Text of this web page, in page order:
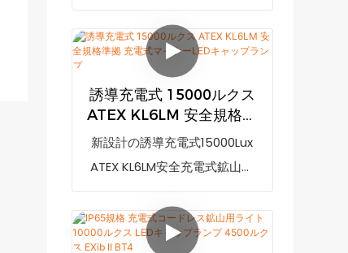
は、軽量215g、携帯サイズ
77*61*55mmで、安全ヘルメ
ットを着用する鉱山労働者や建
設作業員に便利です。モデル：
KL4.5LMExマーク：I M1 Ex ia I
Maバッテリータイプ：リチウ
ムイオンバッテリーIP定格：
個/カートン
輝度KL2Mマイニングライト（コ
ードレス充電式、急速充電器付
き）の仕様は、お客様のニーズ
に合わせてカスタマイズできま
す。型番：KL2M照度：4500ル
クス正味重量：180g防爆マー
ク：EXib II BT4IP等級：IP65
安全リアライト防爆マーク：IM1
Ex ia I MaIP等級：IP68
誘導充電式 15000ルクス
ATEX KL6LM 安全規格準
拠 充電式マイナーLEDキ
新設計の誘導充電式15000Lux
ATEX KL6LM安全充電式鉱山用
LEDキャップランプは、市場の
類似製品と比較して、性能、品
質、外観などの点で比類のない